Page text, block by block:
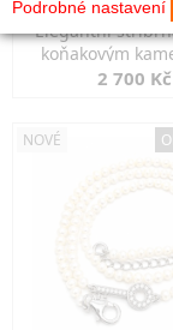
Elegantní
koňakovým
markazity
2 700 Kč
NOVÉ
Podrobné nastavení